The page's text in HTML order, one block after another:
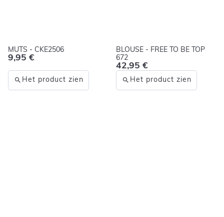
MUTS - CKE2506
9,95 €
Het product zien
BLOUSE - FREE TO BE TOP
672
42,95 €
Het product zien